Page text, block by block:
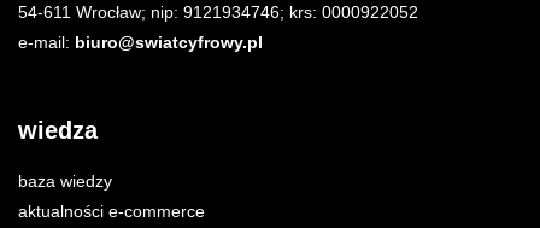
54-611 Wrocław; nip: 9121934746; krs: 0000922052
e-mail: biuro@swiatcyfrowy.pl
wiedza
baza wiedzy
aktualności e-commerce